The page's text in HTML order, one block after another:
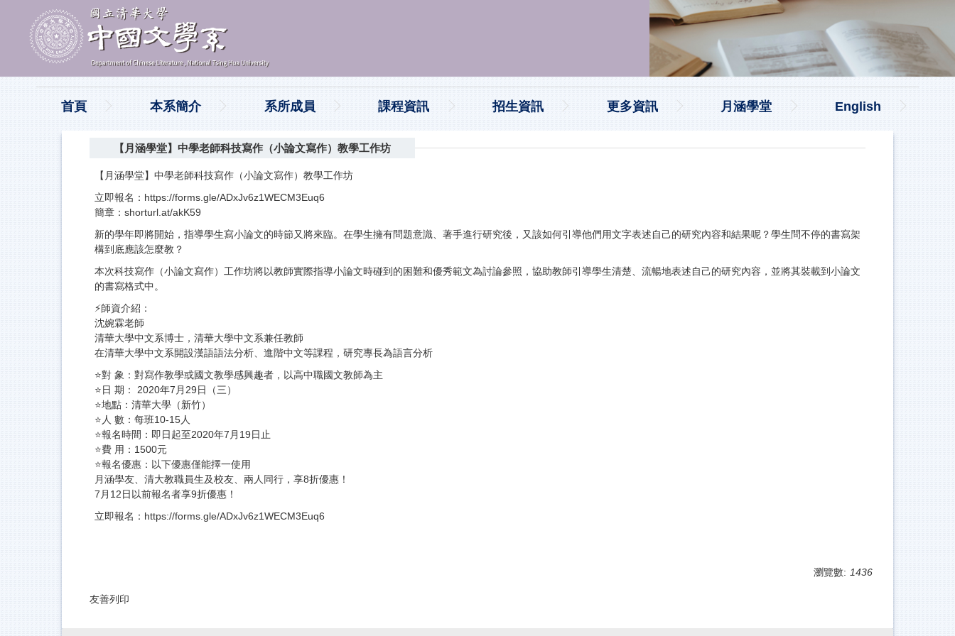
首頁 本系簡介 系所成員 課程資訊 招生資訊 更多資訊 月涵學堂 English
【月涵學堂】中學老師科技寫作（小論文寫作）教學工作坊
【月涵學堂】中學老師科技寫作（小論文寫作）教學工作坊
立即報名： https://forms.gle/ADxJv6z1WECM3Euq6
簡章： shorturl.at/akK59
新的學年即將開始，指導學生寫小論文的時節又將來臨。在學生擁有問題意識、著手進行研究後，又該如何引導他們用文字表述自己的研究內容和結果呢？學生問不停的書寫架
構到底應該怎麼教？
本次科技寫作（小論文寫作）工作坊將以教師實際指導小論文時碰到的困難和優秀範文為討論參照，協助教師引導學生清楚、流暢地表述自己的研究內容，並將其裝載到小論文
的書寫格式中。
⚡️師資介紹：
沈婉霖老師
清華大學中文系博士，清華大學中文系兼任教師
在清華大學中文系開設漢語語法分析、進階中文等課程，研究專長為語言分析
⭐️對 象：對寫作教學或國文教學感興趣者，以高中職國文教師為主
⭐️日 期： 2020年7月29日（三）
⭐️地點：清華大學（新竹）
⭐️人 數：每班10-15人
⭐️報名時間：即日起至2020年7月19日止
⭐️費 用：1500元
⭐️報名優惠：以下優惠僅能擇一使用
月涵學友、清大教職員生及校友、兩人同行，享8折優惠！
7月12日以前報名者享9折優惠！
立即報名： https://forms.gle/ADxJv6z1WECM3Euq6
瀏覽數: 1436
友善列印